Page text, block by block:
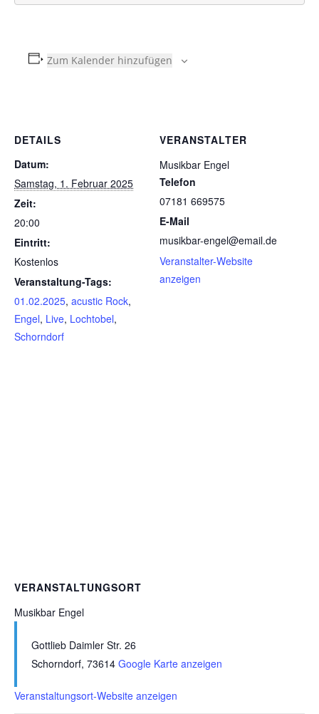
Zum Kalender hinzufügen
DETAILS
Datum:
Samstag, 1. Februar 2025
Zeit:
20:00
Eintritt:
Kostenlos
Veranstaltung-Tags:
01.02.2025, acustic Rock,
Engel, Live, Lochtobel,
Schorndorf
VERANSTALTER
Musikbar Engel
Telefon
07181 669575
E-Mail
musikbar-engel@email.de
Veranstalter-Website
anzeigen
VERANSTALTUNGSORT
Musikbar Engel
Gottlieb Daimler Str. 26
Schorndorf, 73614 Google Karte anzeigen
Veranstaltungsort-Website anzeigen